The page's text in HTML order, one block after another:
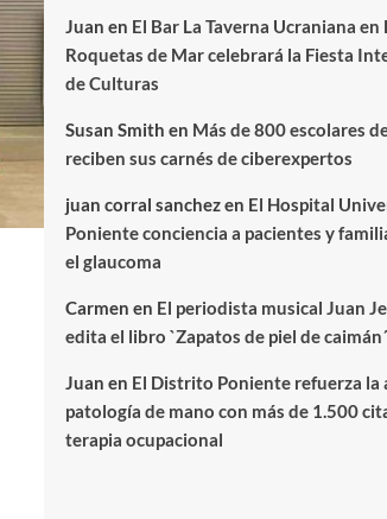
Juan en El Bar La Taverna Ucraniana en
Roquetas de Mar celebrará la Fiesta
de Culturas
Susan Smith en Más de 800 escolares
reciben sus carnés de ciberexpertos
juan corral sanchezen El Hospital
Poniente conciencia a pacientes y
el glaucoma
Carmen en El periodista musical Juan
edita el libro `Zapatos de piel de caimán´
Juan en El Distrito Poniente refuerza la
patología de mano con más de 1.500
terapia ocupacional